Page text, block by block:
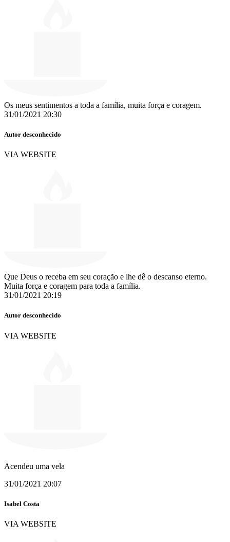
Os meus sentimentos a toda a família, muita força e coragem.
31/01/2021 20:30
Autor desconhecido
VIA WEBSITE
Que Deus o receba em seu coração e lhe dê o descanso eterno.
Muita força e coragem para toda a família.
31/01/2021 20:19
Autor desconhecido
VIA WEBSITE
Acendeu uma vela
31/01/2021 20:07
Isabel Costa
VIA WEBSITE